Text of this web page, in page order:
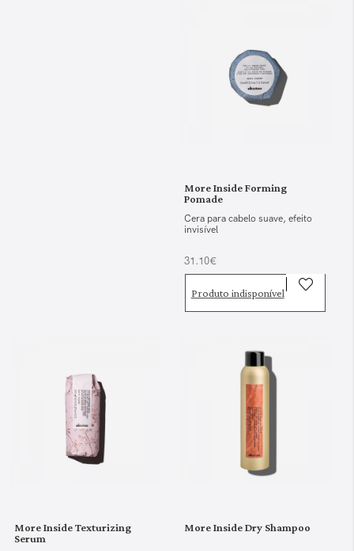
More Inside Forming
Pomade
Cera para cabelo suave, efeito
invisível
31.10€
Produto indisponível
More Inside Texturizing
Serum
More Inside Dry Shampoo